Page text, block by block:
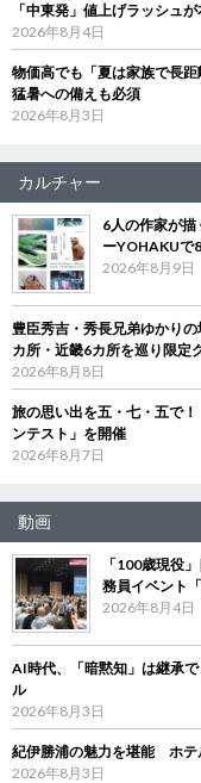
「中東発」値上げラッシュ
2026年8月4日
物価高でも「夏は家族で長
猛暑への備えも必須
2026年8月3日
カルチャー
6人の作家が
ーYOHAKUで
2026年8月9日
豊臣秀吉・秀長兄弟ゆかり
カ所・近畿6カ所を巡り限定
2026年8月8日
旅の思い出を五・七・五で
ンテスト」を開催
2026年8月7日
動画
「100歳現役
務員イベント
2026年8月4日
AI時代、「暗黙知」は継承
ル
2026年8月3日
紀伊勝浦の魅力を堪能 ホテ
2026年8月3日